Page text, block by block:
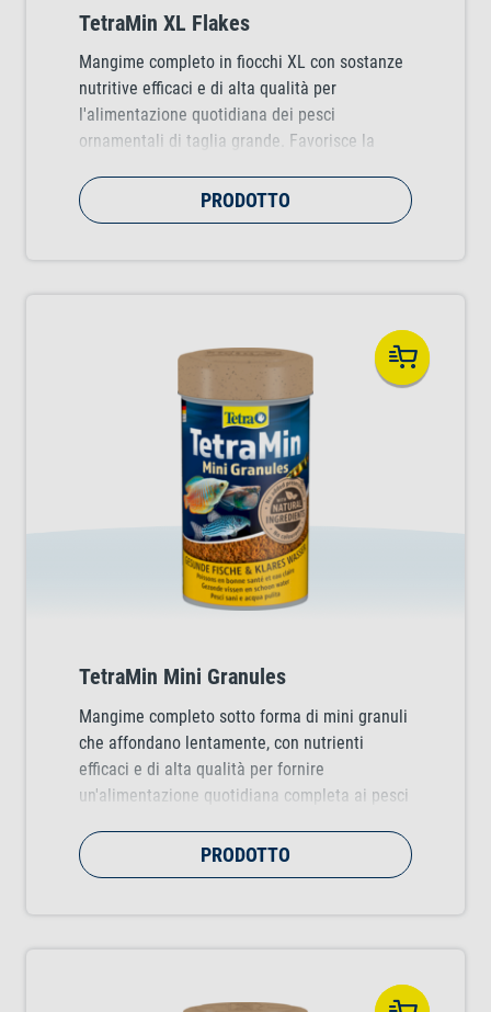
TetraMin XL Flakes
Mangime completo in fiocchi XL con sostanze
nutritive efficaci e di alta qualità per
l'alimentazione quotidiana dei pesci
ornamentali di taglia grande. Favorisce la
brillantezza dei loro colori.
PRODOTTO
TetraMin Mini Granules
Mangime completo sotto forma di mini granuli
che affondano lentamente, con nutrienti
efficaci e di alta qualità per fornire
un'alimentazione quotidiana completa ai pesci
crescita sana dei pesci, la loro vitalità e la
brillantezza dei colori.
PRODOTTO